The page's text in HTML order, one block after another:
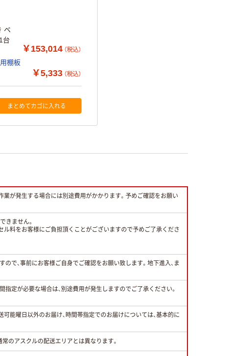
ベ
台
￥153,014 （税込）
棚板
￥5,333 （税込）
まとめてカゴに入れる
が発生する場合には別途費用がかかります。予めご確認をお願い
きません。
ル料をお客様にご負担頂くことがございますので予めご了承くださ
で、事前にお客様ご自身でご確認をお願い致します。地下進入、ま
定が必要な場合は、別途費用が発生しますのでご了承ください。
能曜日以外のお届け、時間帯指定でのお届けについては、基本的に
常のアスクルの配送エリアとは異なります。